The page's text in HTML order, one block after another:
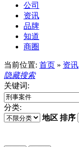
公司
资讯
品牌
知道
商圈
当前位置: 首页 » 资讯
隐藏搜索
关键词:
分类:
地区 排序